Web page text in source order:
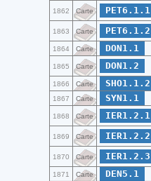
1862 Carte PET6.1.1
1863 Carte PET6.1.2
1864 Carte DON1.1
1865 Carte DON1.2
1866 Carte SHO1.1.2
1867 Carte SYN1.1
1868 Carte IER1.2.1
1869 Carte IER1.2.2
1870 Carte IER1.2.3
1871 Carte DEN5.1